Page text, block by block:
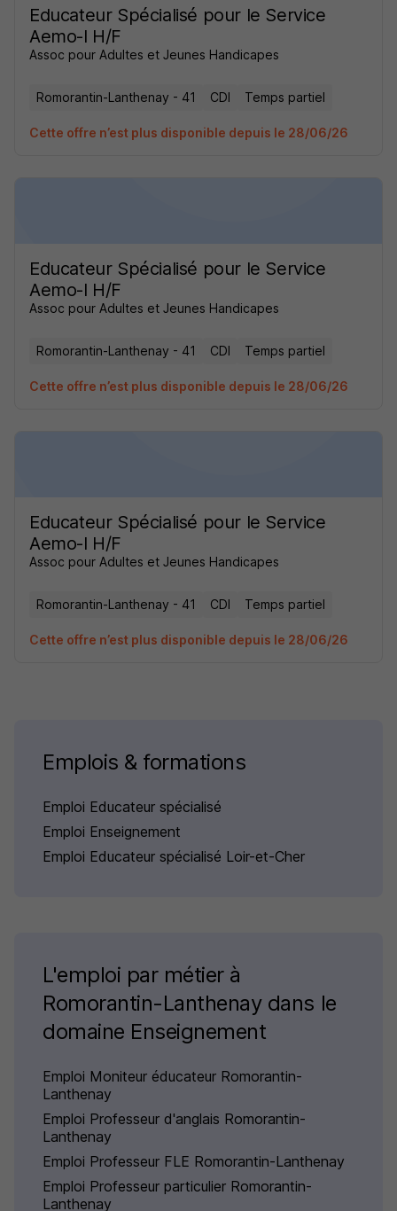
Educateur Spécialisé pour le Service
Aemo-I H/F
Assoc pour Adultes et Jeunes Handicapes
Romorantin-Lanthenay - 41 CDI Temps partiel
Cette offre n’est plus disponible depuis le 28/06/26
Educateur Spécialisé pour le Service
Aemo-I H/F
Assoc pour Adultes et Jeunes Handicapes
Romorantin-Lanthenay - 41 CDI Temps partiel
Cette offre n’est plus disponible depuis le 28/06/26
Educateur Spécialisé pour le Service
Aemo-I H/F
Assoc pour Adultes et Jeunes Handicapes
Romorantin-Lanthenay - 41 CDI Temps partiel
Cette offre n’est plus disponible depuis le 28/06/26
Emplois & formations
Emploi Educateur spécialisé
Emploi Enseignement
Emploi Educateur spécialisé Loir-et-Cher
L'emploi par métier à
Romorantin-Lanthenay dans le
domaine Enseignement
Emploi Moniteur éducateur Romorantin-
Lanthenay
Emploi Professeur d'anglais Romorantin-
Lanthenay
Emploi Professeur FLE Romorantin-Lanthenay
Emploi Professeur particulier Romorantin-
Lanthenay